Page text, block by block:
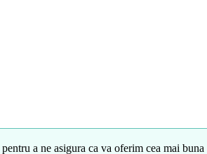
a ne asigura ca va oferim cea mai